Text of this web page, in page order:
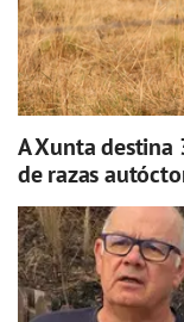
A Xunta destina
de razas